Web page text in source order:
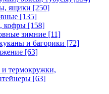
ящики [250]
[135]
кофры [158]
зимние [11]
и багорики [72]
[63]
термокружки,
[63]